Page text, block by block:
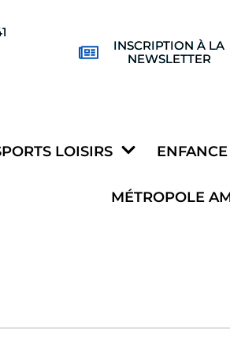
INSCRIPTION À LA
NEWSLETTER
LOISIRS
MÉTROPOLE